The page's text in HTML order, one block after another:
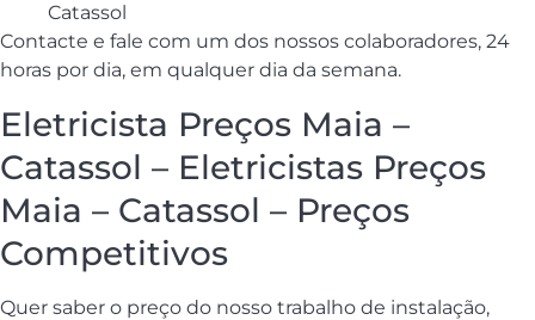
Catassol
Contacte e fale com um dos nossos colaboradores, 24
horas por dia, em qualquer dia da semana.
Eletricista Preços Maia –
Catassol – Eletricistas Preços
Maia – Catassol – Preços
Competitivos
Quer saber o preço do nosso trabalho de instalação,